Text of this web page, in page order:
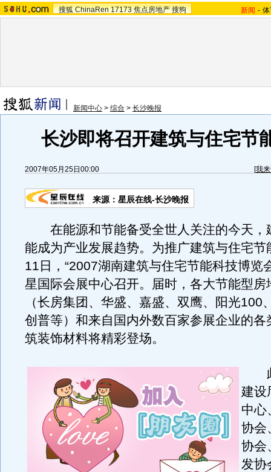
搜狐 ChinaRen 17173 焦点房地产 搜狗 新闻 -
新闻中心 > 综合 > 长沙晚报
长沙即将召开建筑与住宅节
2007年05月25日00:00 [我
来源：星辰在线-长沙晚报
在能源和节能备受全世人关注的今天，
能成为产业发展趋势。为推广建筑与住宅节
11日，“2007湖南建筑与住宅节能科技博览
星国际会展中心召开。届时，各大节能型房
（长房集团、华盛、嘉盛、双鹰、阳光100
创普等）和来自国内外数百家参展企业的各
筑装饰材料将精彩登场。
此
建设
中心
协会
协会
发协